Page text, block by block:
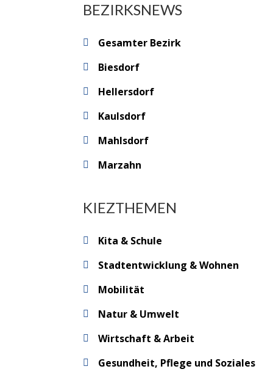
BEZIRKSNEWS
Gesamter Bezirk
Biesdorf
Hellersdorf
Kaulsdorf
Mahlsdorf
Marzahn
KIEZTHEMEN
Kita & Schule
Stadtentwicklung & Wohnen
Mobilität
Natur & Umwelt
Wirtschaft & Arbeit
Gesundheit, Pflege und Soziales